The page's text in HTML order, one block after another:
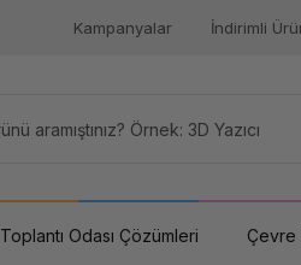
Kampanyalar İndirimli
Toplantı Odası Çözümleri Çevre